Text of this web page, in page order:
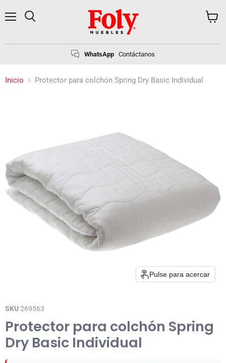
WhatsApp Contáctanos
Inicio Protector para colchón Spring Dry Basic Individual
Pulse para acercar
SKU269563
Protector para colchón Spring
Dry Basic Individual